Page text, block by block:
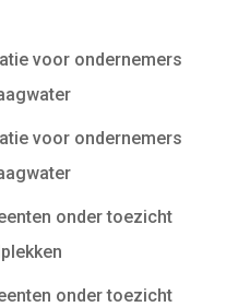
voor ondernemers
voor ondernemers
onder toezicht
onder toezicht